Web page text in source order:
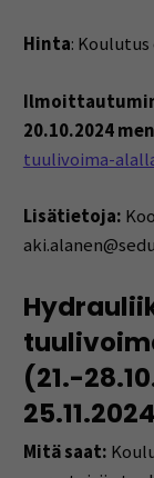
Hinta:
20.10.2024
tuulivoima-
Lisätietoja:
(21.-
Mitä saat: